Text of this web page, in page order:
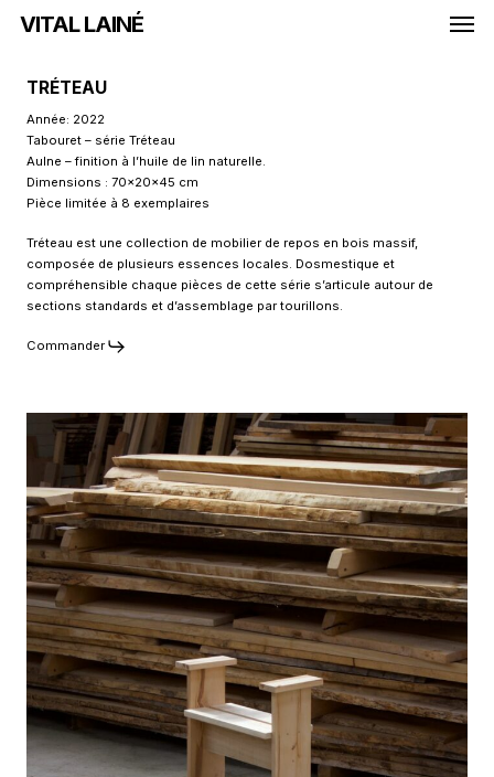
content
VITAL LAINÉ
TRÉTEAU
Année: 2022
Tabouret – série Tréteau
Aulne – finition à l’huile de lin naturelle.
Dimensions : 70x20x45 cm
Pièce limitée à 8 exemplaires
Tréteau est une collection de mobilier de repos en bois massif,
composée de plusieurs essences locales. Dosmestique et
compréhensible chaque pièces de cette série s’articule autour de
sections standards et d’assemblage par tourillons.
Commander